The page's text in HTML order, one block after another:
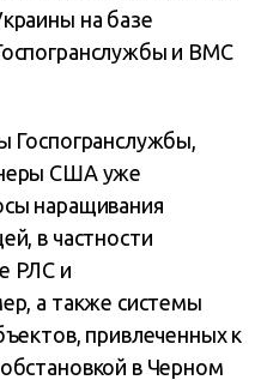
на базе
и ВМС
Госпогранслужбы,
США уже
наращивания
в частности
РЛС и
а также системы
привлеченных к
в Черном